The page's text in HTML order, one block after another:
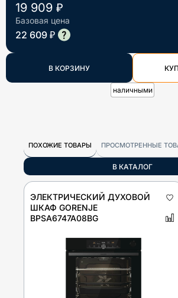
19 909 ₽
Базовая цена
22 609 ₽
В КОРЗИНУ
наличными
ПОХОЖИЕ ТОВАРЫ ПРОСМОТРЕННЫЕ
В КАТАЛОГ
ЭЛЕКТРИЧЕСКИЙ ДУХОВОЙ
ШКАФ GORENJE
BPSA6747A08BG